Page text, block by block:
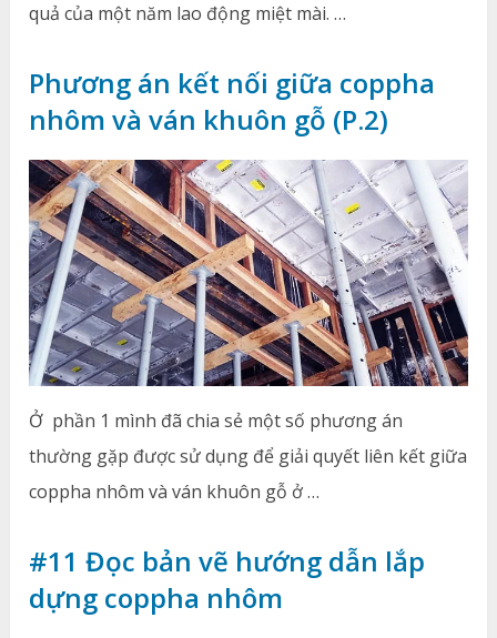
quả của một năm lao động miệt mài. …
Phương án kết nối giữa coppha
nhôm và ván khuôn gỗ (P.2)
Ở phần 1 mình đã chia sẻ một số phương án
thường gặp được sử dụng để giải quyết liên kết giữa
coppha nhôm và ván khuôn gỗ ở …
#11 Đọc bản vẽ hướng dẫn lắp
dựng coppha nhôm